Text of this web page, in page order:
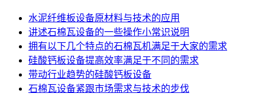
水泥纤维板设备原材料与技术的应用
讲述石棉瓦设备的一些操作小常识说明
拥有以下几个特点的石棉瓦机满足于大家的需求
硅酸钙板设备提高效率满足于不同的需求
带动行业趋势的硅酸钙板设备
石棉瓦设备紧跟市场需求与技术的步伐